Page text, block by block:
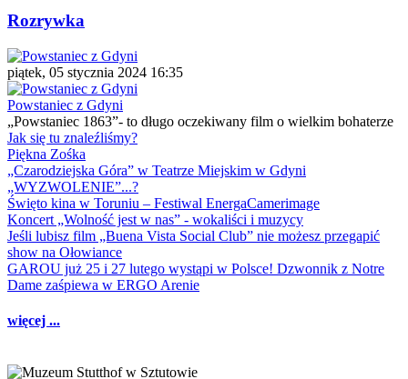
Rozrywka
piątek, 05 stycznia 2024 16:35
Powstaniec z Gdyni
„Powstaniec 1863”- to długo oczekiwany film o wielkim bohaterze
Jak się tu znaleźliśmy?
Piękna Zośka
„Czarodziejska Góra” w Teatrze Miejskim w Gdyni
„WYZWOLENIE”...?
Święto kina w Toruniu – Festiwal EnergaCamerimage
Koncert „Wolność jest w nas” - wokaliści i muzycy
Jeśli lubisz film „Buena Vista Social Club” nie możesz przegapić
show na Ołowiance
GAROU już 25 i 27 lutego wystąpi w Polsce! Dzwonnik z Notre
Dame zaśpiewa w ERGO Arenie
więcej ...